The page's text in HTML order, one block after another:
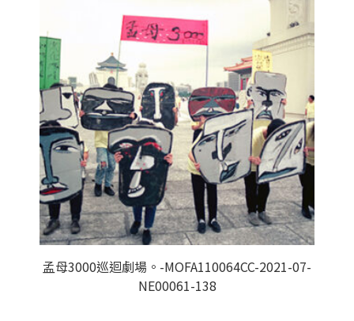
孟母3000巡迴劇場。-MOFA110064CC-2021-07-
NE00061-138